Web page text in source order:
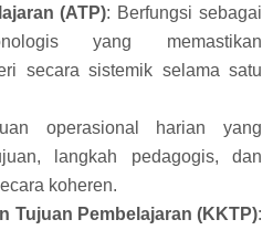
(ATP): Berfungsi sebagai
yang memastikan
secara sistemik selama satu
operasional harian yang
langkah pedagogis, dan
koheren.
Tujuan Pembelajaran (KKTP):